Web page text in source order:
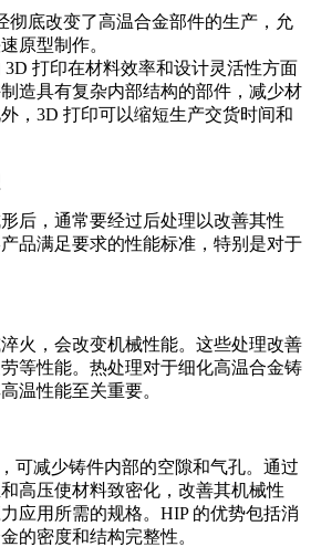
彻底改变了高温合金部件的生产，允
原型制作。
打印在材料效率和设计灵活性方面
造具有复杂内部结构的部件，减少材
，3D 打印可以缩短生产交货时间和
后，通常要经过后处理以改善其性
品满足要求的性能标准，特别是对于
火，会改变机械性能。这些处理改善
等性能。 热处理对于细化高温合金铸
温性能至关重要。
可减少铸件内部的空隙和气孔。通过
高压使材料致密化，改善其机械性
应用所需的规格。 HIP 的优势包括消
的密度和结构完整性。